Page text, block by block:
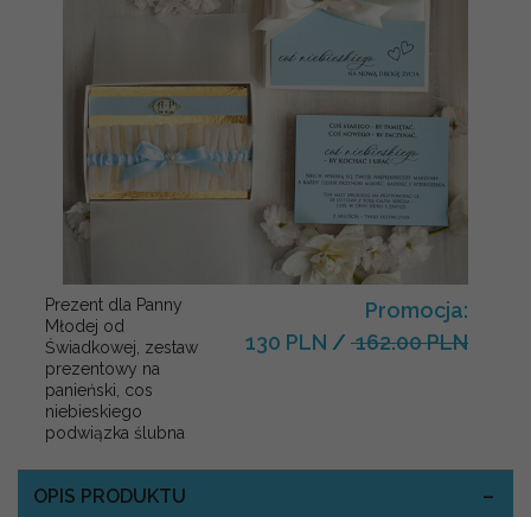
Prezent dla Panny
Młodej od
Świadkowej, zestaw
prezentowy na
panieński, cos
niebieskiego
podwiązka ślubna
Promocja:
130 PLN / 162.00 PLN
OPIS PRODUKTU